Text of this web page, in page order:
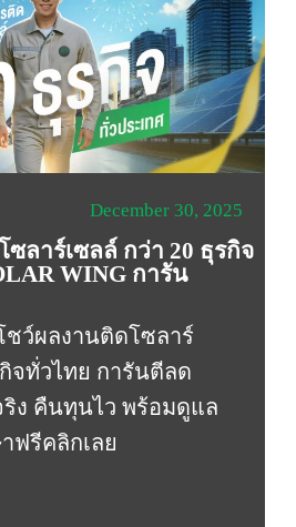
December 30, 2025
ลาร์เซลล์ กว่า 20 ธุรกิจ
WING การัน
ชว์ผลงานติดโซลาร์
จทั่วไทย การันตีลด
ง คืนทุนไว พร้อมดูแล
ฟรีคลิกเลย